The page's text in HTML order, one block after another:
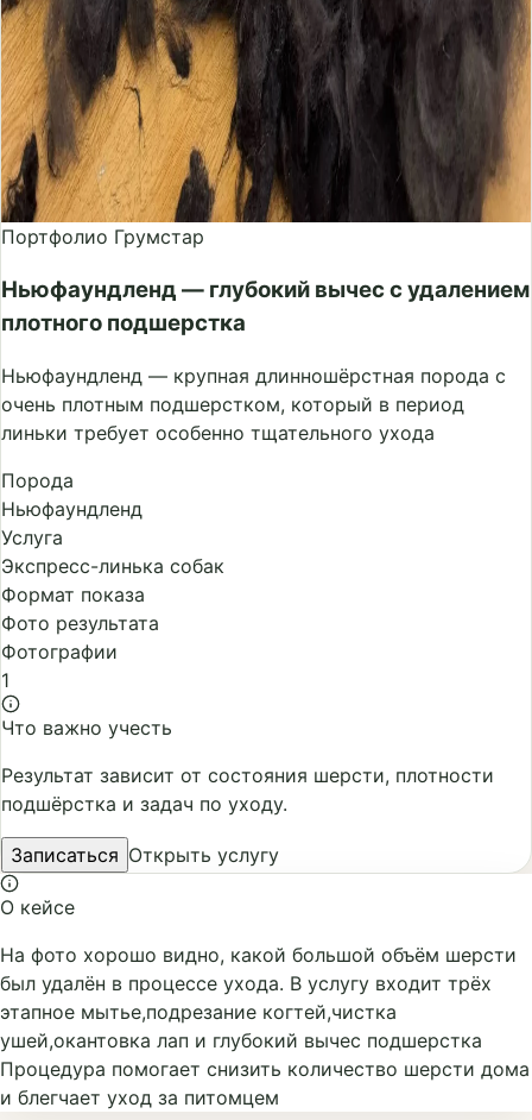
Портфолио Грумстар
Ньюфаундленд — глубокий вычес с удалением
плотного подшерстка
Ньюфаундленд — крупная длинношёрстная порода с
очень плотным подшерстком, который в период
линьки требует особенно тщательного ухода
Порода
Ньюфаундленд
Услуга
Экспресс-линька собак
Формат показа
Фото результата
Фотографии
1
Что важно учесть
Результат зависит от состояния шерсти, плотности
подшёрстка и задач по уходу.
Записаться Открыть услугу
О кейсе
На фото хорошо видно, какой большой объём шерсти
был удалён в процессе ухода. В услугу входит трёх
этапное мытье,подрезание когтей,чистка
ушей,окантовка лап и глубокий вычес подшерстка
Процедура помогает снизить количество шерсти дома
и блегчает уход за питомцем